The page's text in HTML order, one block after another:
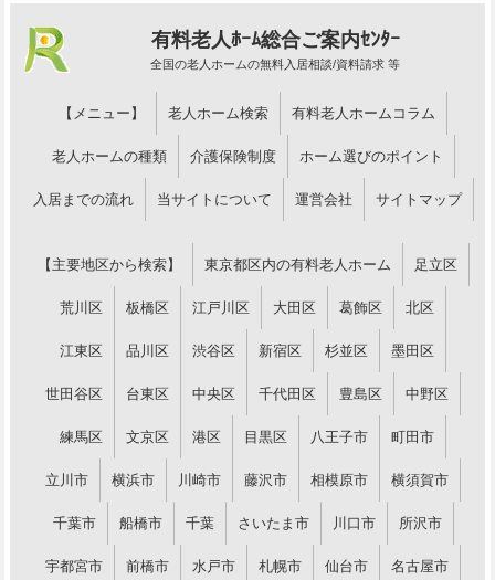
有料老人ﾎｰﾑ総合ご案内ｾﾝﾀｰ
全国の老人ホームの無料入居相談/資料請求 等
【メニュー】 老人ホーム検索 有料老人ホームコラム
老人ホームの種類 介護保険制度 ホーム選びのポイント
入居までの流れ 当サイトについて 運営会社 サイトマップ
【主要地区から検索】 東京都区内の有料老人ホーム 足立区
荒川区 板橋区 江戸川区 大田区 葛飾区 北区
江東区 品川区 渋谷区 新宿区 杉並区 墨田区
世田谷区 台東区 中央区 千代田区 豊島区 中野区
練馬区 文京区 港区 目黒区 八王子市 町田市
立川市 横浜市 川崎市 藤沢市 相模原市 横須賀市
千葉市 船橋市 千葉 さいたま市 川口市 所沢市
宇都宮市 前橋市 水戸市 札幌市 仙台市 名古屋市